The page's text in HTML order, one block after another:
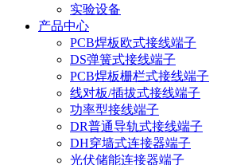
实验设备
产品中心
PCB焊板欧式接线端子
DS弹簧式接线端子
PCB焊板栅栏式接线端子
线对板/插拔式接线端子
功率型接线端子
DR普通导轨式接线端子
DH穿墙式连接器端子
光伏储能连接器端子